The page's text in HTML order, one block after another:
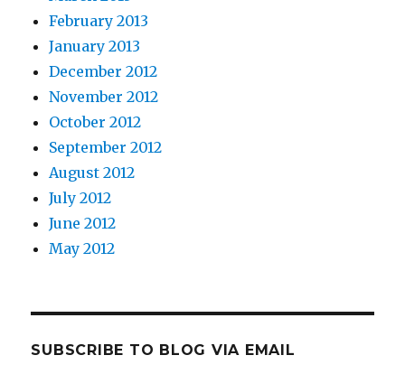
February 2013
January 2013
December 2012
November 2012
October 2012
September 2012
August 2012
July 2012
June 2012
May 2012
SUBSCRIBE TO BLOG VIA EMAIL